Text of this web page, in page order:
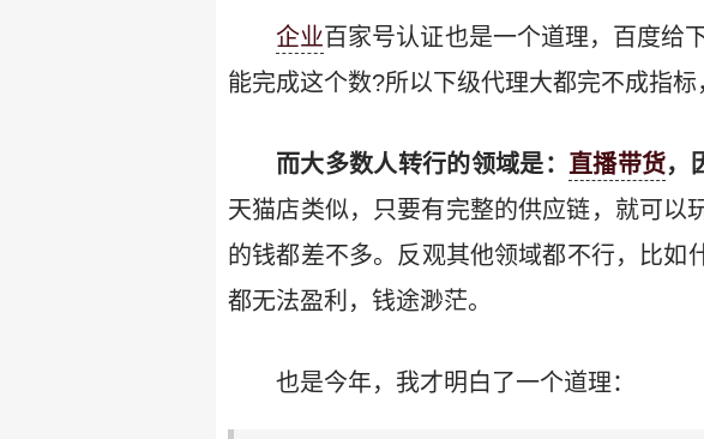
企业百家号认证也是一个道理，百度给
能完成这个数?所以下级代理大都完不成指
而大多数人转行的领域是： 直播带货，
天猫店类似，只要有完整的供应链，就可以
的钱都差不多。反观其他领域都不行，比如
都无法盈利，钱途渺茫。
也是今年，我才明白了一个道理：